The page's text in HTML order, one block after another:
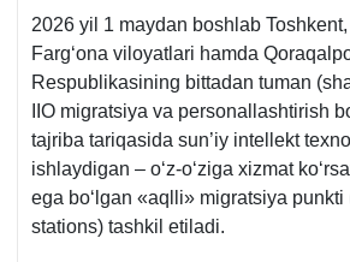
PQ-
14-
son
3-
b.
2026 yil 1 maydan boshlab
Fargʻona viloyatlari hamda
Respublikasining bittadan tuman
IIO migratsiya va personallashtirish
tajriba tariqasida sun’iy intellekt
ishlaydigan – oʻz-oʻziga хizmat
ega boʻlgan «aqlli» migratsiya punkti
stations) tashkil etiladi.